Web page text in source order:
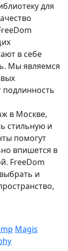
для
в себе
Мы являемся
подлинность
в Москве,
стильную и
помогут
впишется в
FreeDom
и
Magis